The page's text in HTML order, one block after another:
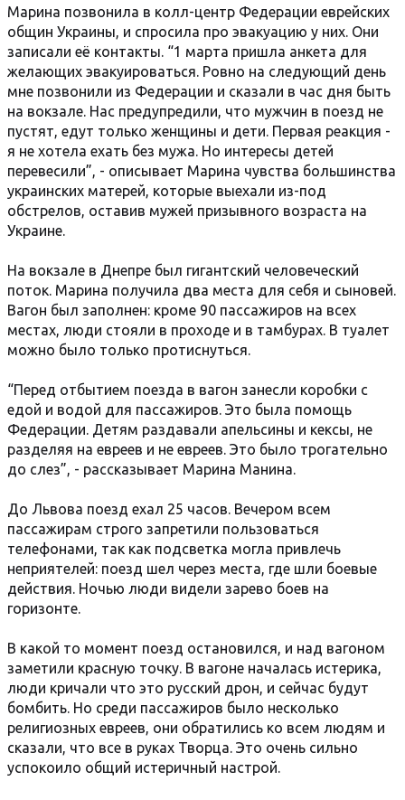
Марина позвонила в колл-центр Федерации еврейских
общин Украины, и спросила про эвакуацию у них. Они
записали её контакты. “1 марта пришла анкета для
желающих эвакуироваться. Ровно на следующий день
мне позвонили из Федерации и сказали в час дня быть
на вокзале. Нас предупредили, что мужчин в поезд не
пустят, едут только женщины и дети. Первая реакция -
я не хотела ехать без мужа. Но интересы детей
перевесили”, - описывает Марина чувства большинства
украинских матерей, которые выехали из-под
обстрелов, оставив мужей призывного возраста на
Украине.
На вокзале в Днепре был гигантский человеческий
поток. Марина получила два места для себя и сыновей.
Вагон был заполнен: кроме 90 пассажиров на всех
местах, люди стояли в проходе и в тамбурах. В туалет
можно было только протиснуться.
“Перед отбытием поезда в вагон занесли коробки с
едой и водой для пассажиров. Это была помощь
Федерации. Детям раздавали апельсины и кексы, не
разделяя на евреев и не евреев. Это было трогательно
до слез”, - рассказывает Марина Манина.
До Львова поезд ехал 25 часов. Вечером всем
пассажирам строго запретили пользоваться
телефонами, так как подсветка могла привлечь
неприятелей: поезд шел через места, где шли боевые
действия. Ночью люди видели зарево боев на
горизонте.
В какой то момент поезд остановился, и над вагоном
заметили красную точку. В вагоне началась истерика,
люди кричали что это русский дрон, и сейчас будут
бомбить. Но среди пассажиров было несколько
религиозных евреев, они обратились ко всем людям и
сказали, что все в руках Творца. Это очень сильно
успокоило общий истеричный настрой.